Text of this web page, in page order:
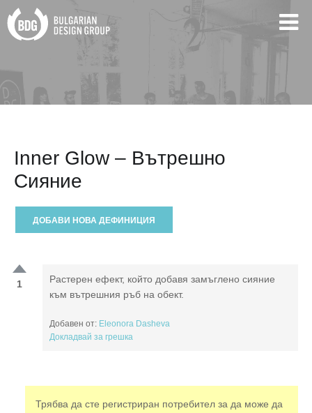
Inner Glow – Вътрешно
Сияние
ДОБАВИ НОВА ДЕФИНИЦИЯ
1
Растерен ефект, който добавя замъглено сияние
към вътрешния ръб на обект.
Добавен от: Eleonora Dasheva
Докладвай за грешка
Трябва да сте регистриран потребител за да може да